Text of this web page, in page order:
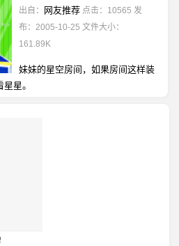
出自： 网友推荐 点击：10565 发
布：2005-10-25 文件大小：
161.89K
妹妹的星空房间，如果房间这样装
星。